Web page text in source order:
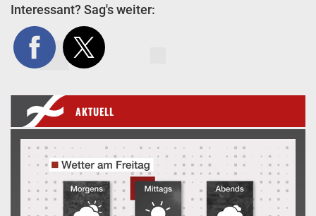
Interessant? Sag's weiter:
AKTUELL